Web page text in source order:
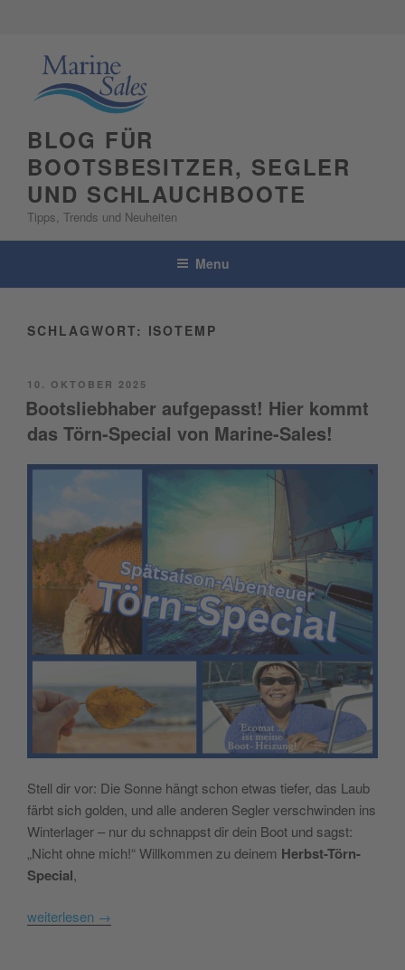
BLOG FÜR
BOOTSBESITZER, SEGLER
UND SCHLAUCHBOOTE
Tipps, Trends und Neuheiten
Menu
SCHLAGWORT: ISOTEMP
POSTED
ON
10. OKTOBER 2025
Bootsliebhaber aufgepasst! Hier kommt
das Törn-Special von Marine-Sales!
Stell dir vor: Die Sonne hängt schon etwas tiefer, das Laub
färbt sich golden, und alle anderen Segler verschwinden ins
Winterlager – nur du schnappst dir dein Boot und sagst:
„Nicht ohne mich!“ Willkommen zu deinem Herbst-Törn-
Special,
weiterlesen →